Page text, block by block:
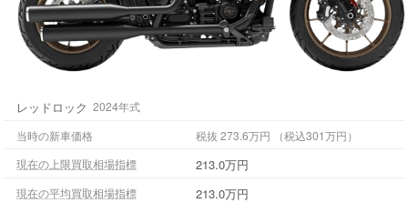
レッドロック 2024年式
当時の新車価格
税抜 273.6万円 （税込301万円）
現在の上限買取相場指標
213.0万円
現在の平均買取相場指標 213.0万円